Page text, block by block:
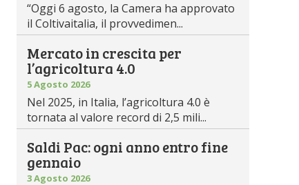
“Oggi 6 agosto, la Camera ha approvato
il Coltivaitalia, il provvedimen...
Mercato in crescita per
l’agricoltura 4.0
5 Agosto 2026
Nel 2025, in Italia, l’agricoltura 4.0 è
tornata al valore record di 2,5 mili...
Saldi Pac: ogni anno entro fine
gennaio
3 Agosto 2026